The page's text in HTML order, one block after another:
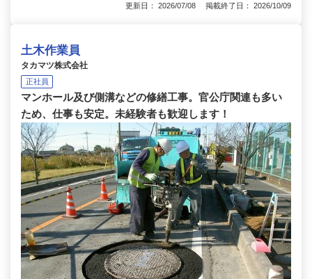
更新日： 2026/07/08 掲載終了日： 2026/10/09
土木作業員
タカマツ株式会社
正社員
マンホール及び側溝などの修繕工事。官公庁関連も多い
ため、仕事も安定。未経験者も歓迎します！